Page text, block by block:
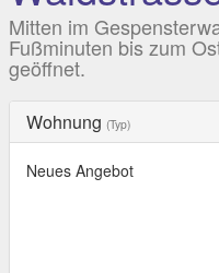
Mitten im
Fußminuten bis zum
geöffnet.
Wohnung (Typ)
Neues Angebot